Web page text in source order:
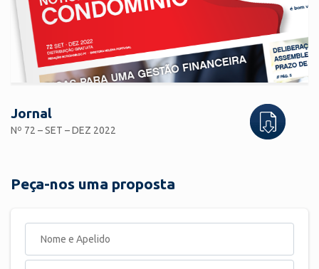
Jornal
Nº 72 – SET – DEZ 2022
Peça-nos uma proposta